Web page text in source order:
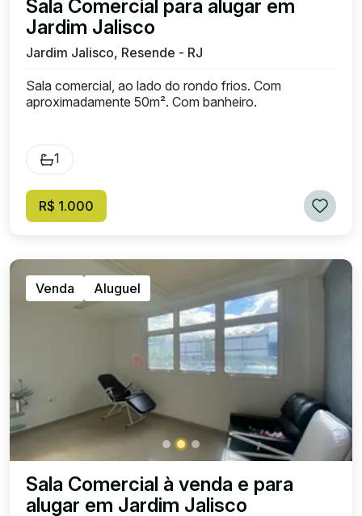
Sala Comercial para alugar em
Jardim Jalisco
Jardim Jalisco, Resende - RJ
Sala comercial, ao lado do rondo frios. Com
aproximadamente 50m². Com banheiro.
1
R$ 1.000
Venda Aluguel
Sala Comercial à venda e para
alugar em Jardim Jalisco